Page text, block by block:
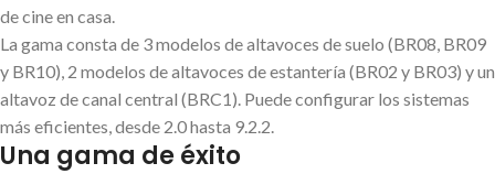
de cine en casa.
La gama consta de 3 modelos de altavoces de suelo (BR08, BR09
y BR10), 2 modelos de altavoces de estantería (BR02 y BR03) y un
altavoz de canal central (BRC1). Puede configurar los sistemas
más eficientes, desde 2.0 hasta 9.2.2.
Una gama de éxito